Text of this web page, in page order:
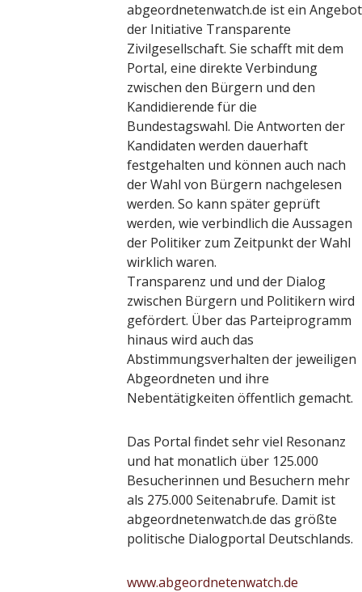
abgeordnetenwatch.de ist ein Angebot
der Initiative Transparente
Zivilgesellschaft. Sie schafft mit dem
Portal, eine direkte Verbindung
zwischen den Bürgern und den
Kandidierende für die
Bundestagswahl. Die Antworten der
Kandidaten werden dauerhaft
festgehalten und können auch nach
der Wahl von Bürgern nachgelesen
werden. So kann später geprüft
werden, wie verbindlich die Aussagen
der Politiker zum Zeitpunkt der Wahl
wirklich waren.
Transparenz und und der Dialog
zwischen Bürgern und Politikern wird
gefördert. Über das Parteiprogramm
hinaus wird auch das
Abstimmungsverhalten der jeweiligen
Abgeordneten und ihre
Nebentätigkeiten öffentlich gemacht.
Das Portal findet sehr viel Resonanz
und hat monatlich über 125.000
Besucherinnen und Besuchern mehr
als 275.000 Seitenabrufe. Damit ist
abgeordnetenwatch.de das größte
politische Dialogportal Deutschlands.
www.abgeordnetenwatch.de